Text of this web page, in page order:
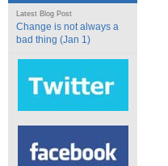
Latest Blog Post
Change is not always a
bad thing (Jan 1)